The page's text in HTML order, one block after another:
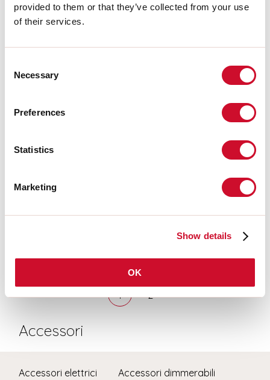
provided to them or that they’ve collected from your use
of their services.
Selection
Necessary
Preferences
Statistics
Marketing
Show details
OK
DALI/PUSH
101354.99
1 2
Accessori
Accessori elettrici Accessori dimmerabili